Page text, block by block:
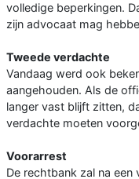
volledige beperkingen.
zijn advocaat mag
Tweede verdachte
Vandaag werd ook
aangehouden. Als de
langer vast blijft zitten,
verdachte moeten
Voorarrest
De rechtbank zal na